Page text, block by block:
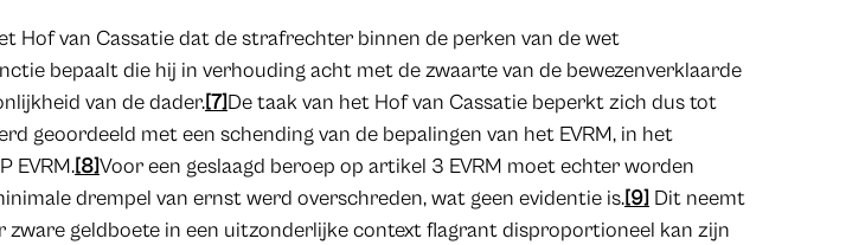
Hof van Cassatie dat de strafrechter binnen de perken van de wet
bepaalt die hij in verhouding acht met de zwaarte van de bewezenverklaarde
van de dader.[7]De taak van het Hof van Cassatie beperkt zich dus tot
geoordeeld met een schending van de bepalingen van het EVRM, in het
EVRM.[8]Voor een geslaagd beroep op artikel 3 EVRM moet echter worden
drempel van ernst werd overschreden, wat geen evidentie is.[9] Dit neemt
zware geldboete in een uitzonderlijke context flagrant disproportioneel kan zijn